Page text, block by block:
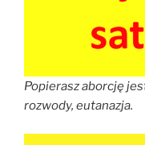
Popierasz aborcję
rozwody, eutanazja.